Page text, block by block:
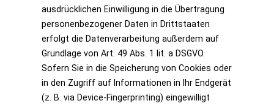
ausdrücklichen Einwilligung in die Übertragung
personenbezogener Daten in Drittstaaten
erfolgt die Datenverarbeitung außerdem auf
Grundlage von Art. 49 Abs. 1 lit. a DSGVO.
Sofern Sie in die Speicherung von Cookies oder
in den Zugriff auf Informationen in Ihr Endgerät
(z. B. via Device-Fingerprinting) eingewilligt